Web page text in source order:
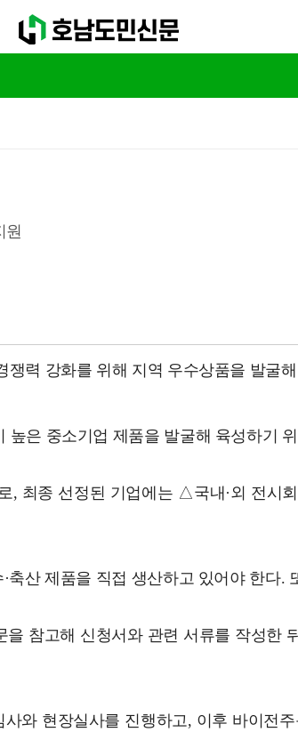
원
력 강화를 위해 지역 우수상품을 발굴
은 중소기업 제품을 발굴해 육성하기
, 최종 선정된 기업에는 △국내·외 전
산 제품을 직접 생산하고 있어야 한다.
참고해 신청서와 관련 서류를 작성한
와 현장실사를 진행하고, 이후 바이전